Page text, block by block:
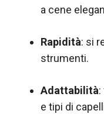
a cene
Rapidità: si
strumenti.
Adattabilità
e tipi di